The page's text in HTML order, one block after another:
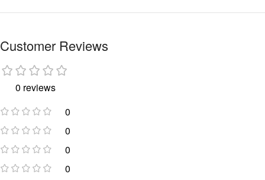
Customer Reviews
0 reviews
0
0
0
0